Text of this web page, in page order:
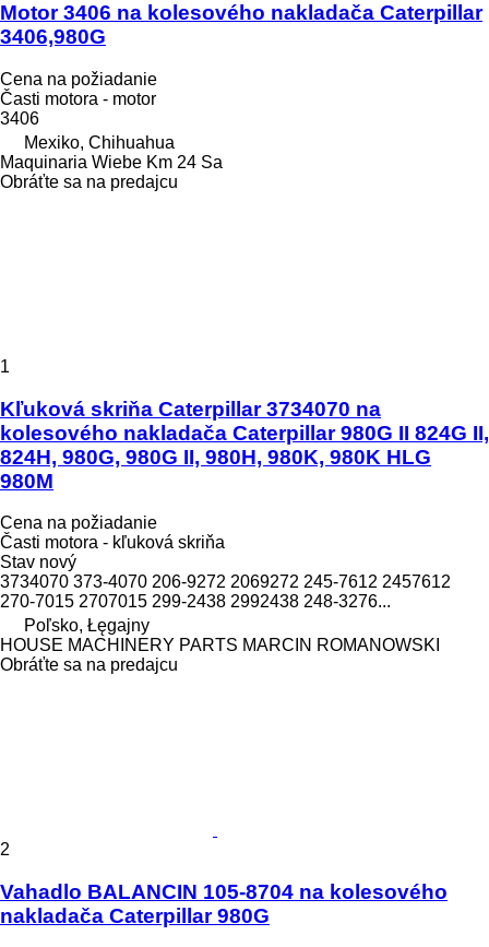
Motor 3406 na kolesového nakladača Caterpillar
3406,980G
Cena na požiadanie
Časti motora - motor
3406
Mexiko, Chihuahua
Maquinaria Wiebe Km 24 Sa
Obráťte sa na predajcu
1
Kľuková skriňa Caterpillar 3734070 na
kolesového nakladača Caterpillar 980G II 824G II,
824H, 980G, 980G II, 980H, 980K, 980K HLG
980M
Cena na požiadanie
Časti motora - kľuková skriňa
Stav nový
3734070 373-4070 206-9272 2069272 245-7612 2457612
270-7015 2707015 299-2438 2992438 248-3276...
Poľsko, Łęgajny
HOUSE MACHINERY PARTS MARCIN ROMANOWSKI
Obráťte sa na predajcu
2
Vahadlo BALANCIN 105-8704 na kolesového
nakladača Caterpillar 980G